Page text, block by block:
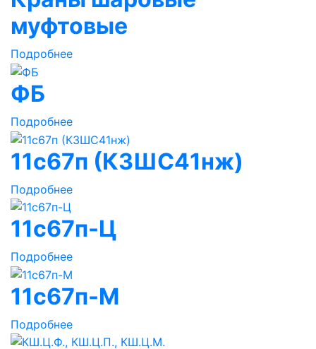
муфтовые
Подробнее
ФБ
Подробнее
11с67п (КЗШС41нж)
Подробнее
11с67п-Ц
Подробнее
11с67п-М
Подробнее